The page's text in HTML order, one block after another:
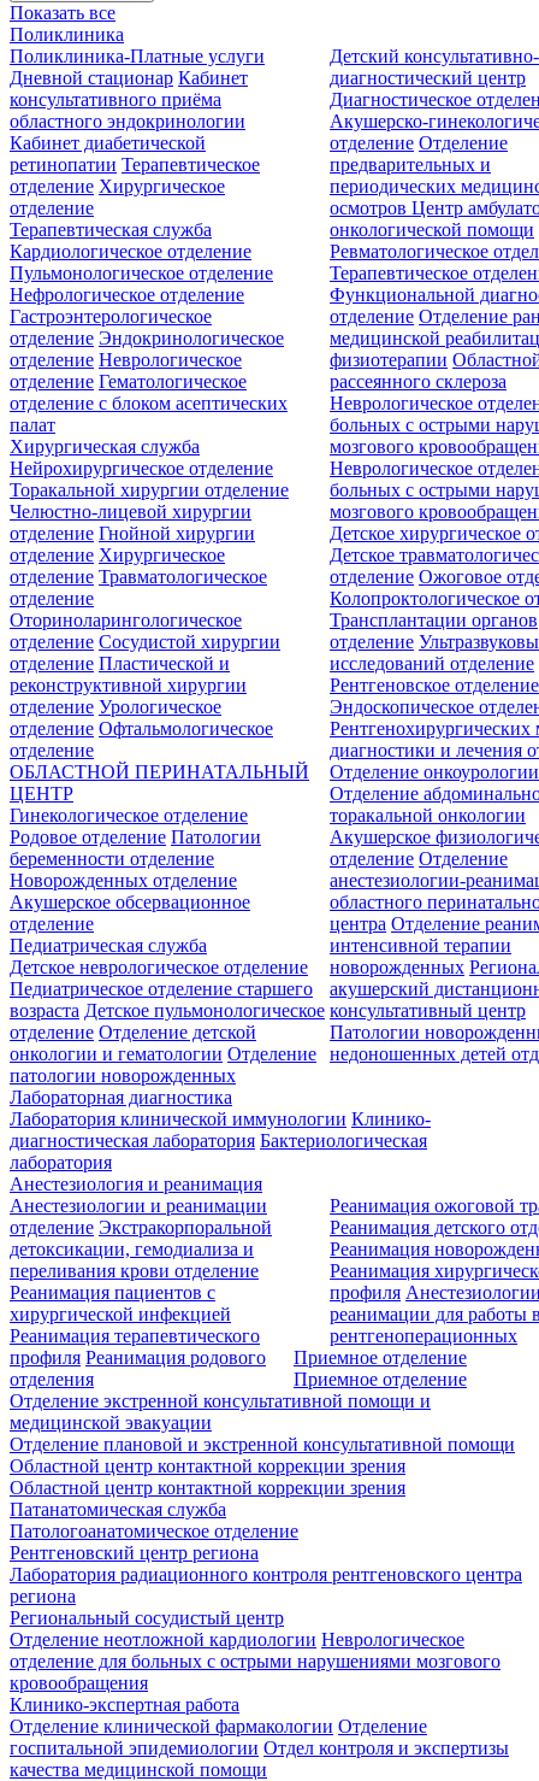
Показать все
Поликлиника
Поликлиника-Платные услуги
Дневной стационар Кабинет
консультативного приёма
областного эндокринологии
Кабинет диабетической
ретинопатии Терапевтическое
отделение Хирургическое
отделение
Детский консультативно-
диагностический центр
Диагностическое
Акушерско-
отделение Отделение
предварительных и
периодических
осмотровЦентр
онкологической помощи
Терапевтическая служба
Кардиологическое отделение
Пульмонологическое отделение
Нефрологическое отделение
Гастроэнтерологическое
отделение Эндокринологическое
отделение Неврологическое
отделение Гематологическое
отделение c блоком асептических
палат
Ревматологическое
Терапевтическое
Функциональной
отделение Отделение
медицинской
физиотерапии
рассеянного склероза
Неврологическое
больных с острыми
мозгового
Неврологическое
больных с острыми
мозгового
Хирургическая служба
Нейрохирургическое отделение
Торакальной хирургии отделение
Челюстно-лицевой хирургии
отделение Гнойной хирургии
отделение Хирургическое
отделение Травматологическое
отделение
Оториноларингологическое
отделение Сосудистой хирургии
отделение Пластической и
реконструктивной хирургии
отделение Урологическое
отделение Офтальмологическое
отделение
Детское хирургическое
Детское
отделение Ожоговое
Колопроктологическое
Трансплантации органов
отделение
исследований отделение
Рентгеновское отделение
Эндоскопическое
Рентгенохирургических
диагностики и лечения
Отделение онкоурологии
Отделение
торакальной онкологии
ОБЛАСТНОЙ ПЕРИНАТАЛЬНЫЙ
ЦЕНТР
Гинекологическое отделение
Родовое отделение Патологии
беременности отделение
Новорожденных отделение
Акушерское обсервационное
отделение
Акушерское
отделение Отделение
анестезиологии-
областного
центра Отделение
интенсивной терапии
новорожденных
акушерский
консультативный центр
Патологии
недоношенных детей
Педиатрическая служба
Детское неврологическое отделение
Педиатрическое отделение старшего
возраста Детское пульмонологическое
отделение Отделение детской
онкологии и гематологии Отделение
патологии новорожденных
Лабораторная диагностика
Лаборатория клинической иммунологии Клинико-
диагностическая лаборатория Бактериологическая
лаборатория
Анестезиология и реанимация
Анестезиологии и реанимации
отделение Экстракорпоральной
детоксикации, гемодиализа и
переливания крови отделение
Реанимация пациентов с
хирургической инфекцией
Реанимация терапевтического
профиля Реанимация родового
отделения
Реанимация ожоговой
Реанимация детского
Реанимация
Реанимация
профиля
реанимации для работы
рентгеноперационных
Приемное отделение
Приемное отделение
Отделение экстренной консультативной помощи и
медицинской эвакуации
Отделение плановой и экстренной консультативной помощи
Областной центр контактной коррекции зрения
Областной центр контактной коррекции зрения
Патанатомическая служба
Патологоанатомическое отделение
Рентгеновский центр региона
Лаборатория радиационного контроля рентгеновского центра
региона
Региональный сосудистый центр
Отделение неотложной кардиологии Неврологическое
отделение для больных с острыми нарушениями мозгового
кровообращения
Клинико-экспертная работа
Отделение клинической фармакологии Отделение
госпитальной эпидемиологии Отдел контроля и экспертизы
качества медицинской помощи